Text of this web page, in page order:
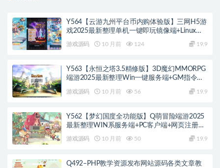
Y564【云游九州平台币内购体验版】三网H5游
戏2025最新整理单机一键即玩镜像端+Linux手
游戏源码 10 月前 124 19.9
Y563【永恒之塔3.5精修版】3D魔幻MMORPG
端游2025最新整理Win一键服务端+GM指令
游戏源码 10 月前 56 19.9
Y562【梦幻国度全功能版】Q萌冒险端游2025
最新整理WIN系服务端+PC客户端+网页注册
+GM工具+GM命令+教程
游戏源码 10 月前 50 19.9
Q492–PHP教学资源发布网站源码各类文章教